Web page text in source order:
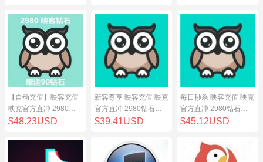
【自动充值】映客充值
映克官方直冲 2980钻
石 298元 inke钻石
$48.23USD
新客尊享 映客充值 映克
官方直冲 2980钻石
298元 inke钻石
$39.41USD
每日秒杀 映客充值 映克
官方直冲 2980钻石
298元 inke钻石
$45.12USD